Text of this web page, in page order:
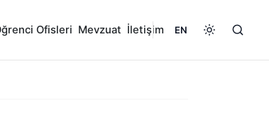
Ofisleri Mevzuat İletişim EN